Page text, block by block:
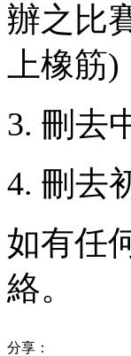
辦之比
上橡筋)
3. 刪去
4. 刪去
如有任
絡。
分享：